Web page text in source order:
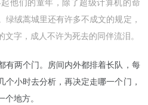
绒蒿城里还有许多不成文的规定，
字，成人不许为死去的同伴流泪。
有两个门。房间内外都排着长队，每
小时去分析，再决定走哪一个门，
地方。